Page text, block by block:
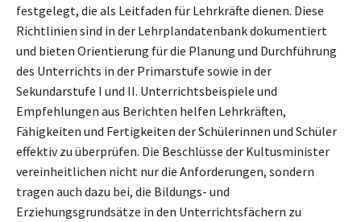
festgelegt, die als Leitfaden für Lehrkräfte dienen. Diese
Richtlinien sind in der Lehrplandatenbank dokumentiert
und bieten Orientierung für die Planung und Durchführung
des Unterrichts in der Primarstufe sowie in der
Sekundarstufe I und II. Unterrichtsbeispiele und
Empfehlungen aus Berichten helfen Lehrkräften,
Fähigkeiten und Fertigkeiten der Schülerinnen und Schüler
effektiv zu überprüfen. Die Beschlüsse der Kultusminister
vereinheitlichen nicht nur die Anforderungen, sondern
tragen auch dazu bei, die Bildungs- und
Erziehungsgrundsätze in den Unterrichtsfächern zu